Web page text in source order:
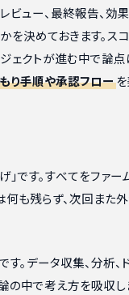
ビュー、最終報告、効
を決めておきます。ス
ェクトが進む中で論
り手順や承認フロー
です。すべてをファー
何も残らず、次回また
す。データ収集、分析、
中で考え方を吸収し